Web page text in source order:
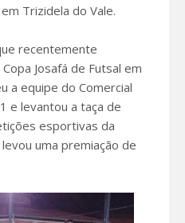
Trizidela do Vale.
recentemente
Josafá de Futsal em
a equipe do Comercial
e levantou a taça de
esportivas da
uma premiação de